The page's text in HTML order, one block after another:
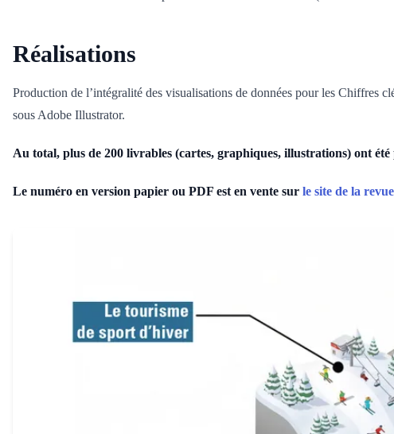
Réalisations
Production de l’intégralité des visualisations de données pour les Chiffres
sous Adobe Illustrator.
Au total, plus de 200 livrables (cartes, graphiques, illustrations) ont
Le numéro en version papier ou PDF est en vente sur le site de la